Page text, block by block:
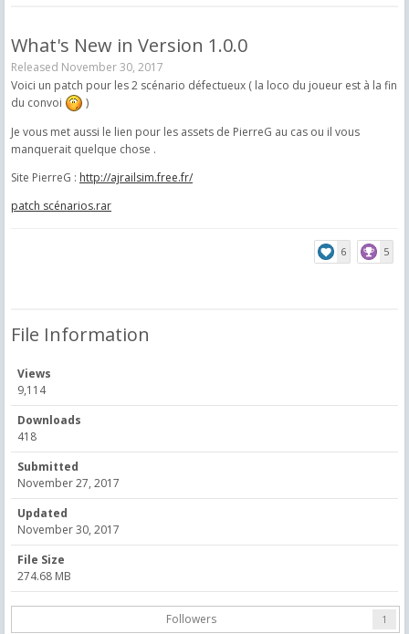
What's New in Version 1.0.0
Released November 30, 2017
Voici un patch pour les 2 scénario défectueux ( la loco du joueur est à la fin
du convoi
)
Je vous met aussi le lien pour les assets de PierreG au cas ou il vous
manquerait quelque chose .
Site PierreG : http://ajrailsim.free.fr/
patch scénarios.rar
6 5
File Information
Views
9,114
Downloads
418
Submitted
November 27, 2017
Updated
November 30, 2017
File Size
274.68 MB
Followers 1